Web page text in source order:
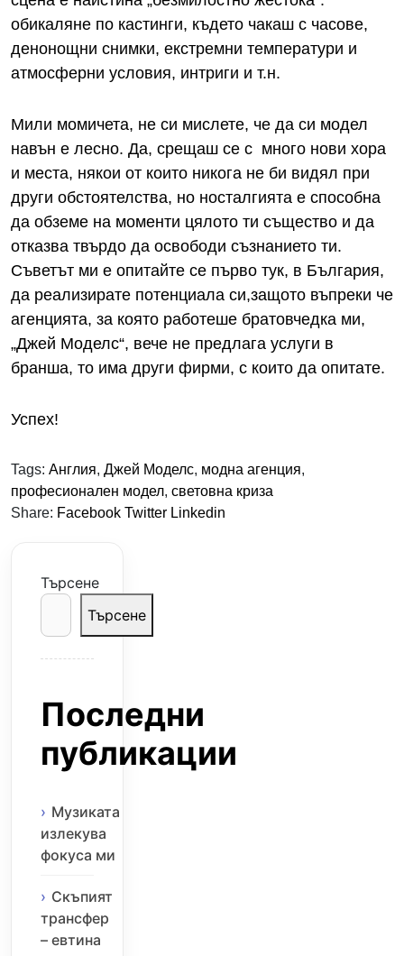
обикаляне по кастинги, където чакаш с часове,
денонощни снимки, екстремни температури и
атмосферни условия, интриги и т.н.
Мили момичета, не си мислете, че да си модел
навън е лесно. Да, срещаш се с много нови хора
и места, някои от които никога не би видял при
други обстоятелства, но носталгията е способна
да обземе на моменти цялото ти същество и да
отказва твърдо да освободи съзнанието ти.
Съветът ми е опитайте се първо тук, в България,
да реализирате потенциала си,защото въпреки че
агенцията, за която работеше братовчедка ми,
„Джей Моделс“, вече не предлага услуги в
бранша, то има други фирми, с които да опитате.
Успех!
Tags: Англия, Джей Моделс, модна агенция,
професионален модел, световна криза
Share: Facebook Twitter Linkedin
Търсене
Търсене
Последни
публикации
Музиката
излекува
фокуса ми
Скъпият
трансфер
– евтина